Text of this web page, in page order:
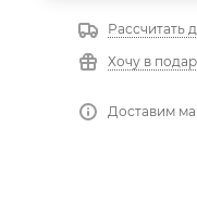
Рассчитать
Хочу в
Доставим